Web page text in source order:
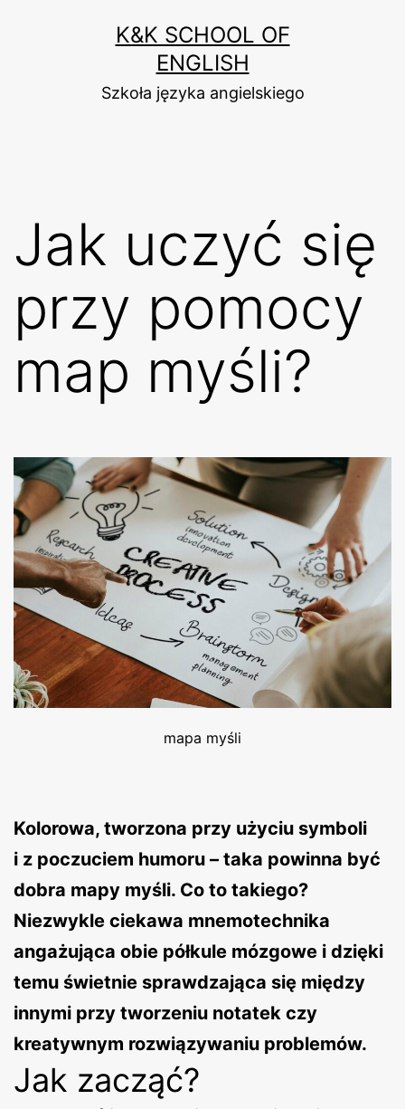
K&K SCHOOL OF
ENGLISH
Szkoła języka angielskiego
Jak uczyć się
przy pomocy
map myśli?
mapa myśli
Kolorowa, tworzona przy użyciu symboli
i z poczuciem humoru – taka powinna być
dobra mapy myśli. Co to takiego?
Niezwykle ciekawa mnemotechnika
angażująca obie półkule mózgowe i dzięki
temu świetnie sprawdzająca się między
innymi przy tworzeniu notatek czy
kreatywnym rozwiązywaniu problemów.
Jak zacząć?